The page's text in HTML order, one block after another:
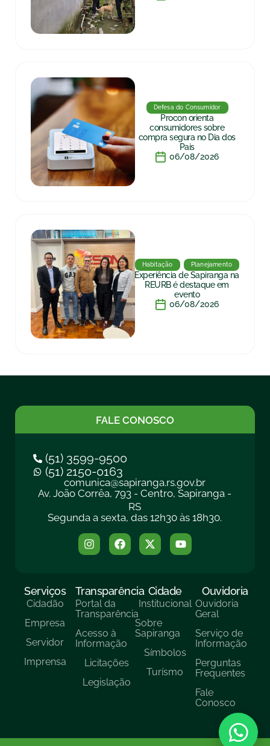
Defesa do Consumidor
Procon orienta
consumidores sobre
compra segura no Dia dos
Pais
06/08/2026
Habitação Planejamento
Experiência de Sapiranga na
REURB é destaque em
evento
06/08/2026
FALE CONOSCO
(51) 3599-9500
(51) 2150-0163
comunica@sapiranga.rs.gov.br
Av. João Corrêa, 793 - Centro, Sapiranga -
RS
Segunda a sexta, das 12h30 às 18h30.
Serviços
Cidadão
Empresa
Servidor
Imprensa
Transparência
Portal da
Transparência
Acesso à
Informação
Licitações
Legislação
Cidade
Institucional
Sobre
Sapiranga
Símbolos
Turísmo
Ouvidoria
Ouvidoria
Geral
Serviço de
Informação
Perguntas
Frequentes
Fale
Conosco